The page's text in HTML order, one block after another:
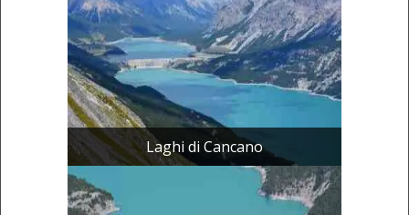
Laghi di Cancano